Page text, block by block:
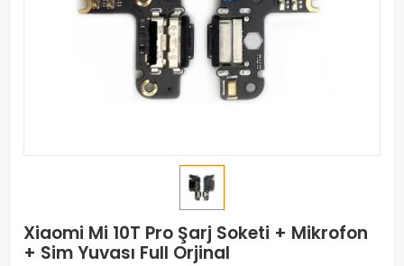
Xiaomi Mi 10T Pro Şarj Soketi + Mikrofon
+ Sim Yuvası Full Orjinal